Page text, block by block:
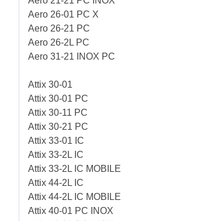
Aero 26-01 PC X
Aero 26-21 PC
Aero 26-2L PC
Aero 31-21 INOX PC
Attix 30-01
Attix 30-01 PC
Attix 30-11 PC
Attix 30-21 PC
Attix 33-01 IC
Attix 33-2L IC
Attix 33-2L IC MOBILE
Attix 44-2L IC
Attix 44-2L IC MOBILE
Attix 40-01 PC INOX